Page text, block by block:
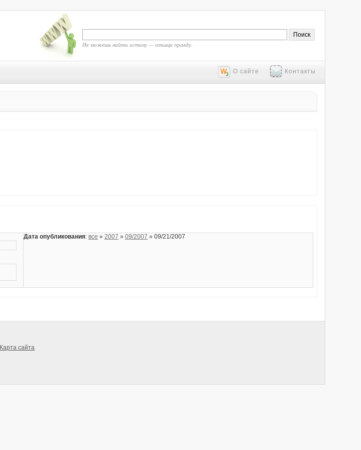
Не можешь найти истину — отыщи правду.
О сайте Контакты
Дата опубликования:все » 2007 »09/2007 » 09/21/2007
Карта сайта